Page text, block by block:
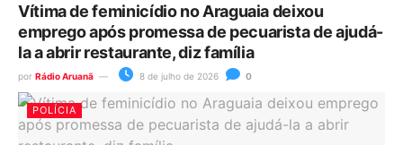
Vítima de feminicídio no Araguaia deixou
emprego após promessa de pecuarista de ajudá-
la a abrir restaurante, diz família
por Rádio Aruanã 8 de julho de 2026 0
POLÍCIA